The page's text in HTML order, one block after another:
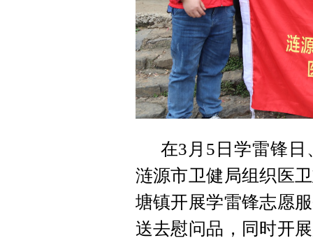
在3月5日学雷锋
涟源市卫健局组织医
塘镇开展学雷锋志愿
送去慰问品，同时开